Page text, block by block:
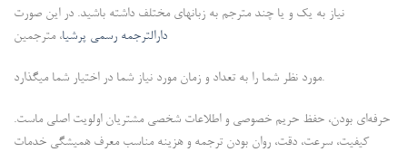
نیاز به یک و یا چند مترجم به زبانهای مختلف داشته باشید. در این صورت
دارالترجمه رسمی پرشیا، مترجمین
مورد نظر شما را به تعداد و زمان مورد نیاز شما در اختیار شما میگذارد.
حرفه‌ای بودن، حفظ حریم خصوصی و اطلاعات شخصی مشتریان اولویت اصلی ماست.
کیفیت، سرعت، دقت، روان بودن ترجمه و هزینه مناسب معرف همیشگی خدمات